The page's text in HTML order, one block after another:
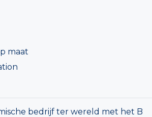
maat
bedrijf ter wereld met het B